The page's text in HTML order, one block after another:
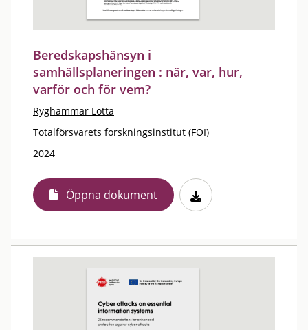
Beredskapshänsyn i
samhällsplaneringen : när, var, hur,
varför och för vem?
Ryghammar Lotta
Totalförsvarets forskningsinstitut (FOI)
2024
Öppna dokument